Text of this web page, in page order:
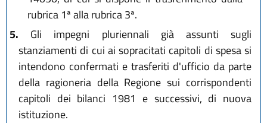
rubrica 1ª alla rubrica 3ª.
5. Gli impegni pluriennali già assunti sugli
stanziamenti di cui ai sopracitati capitoli di spesa si
intendono confermati e trasferiti d'ufficio da parte
della ragioneria della Regione sui corrispondenti
capitoli dei bilanci 1981 e successivi, di nuova
istituzione.